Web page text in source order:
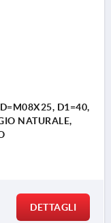
D1=40,
NATURALE,
DETTAGLI